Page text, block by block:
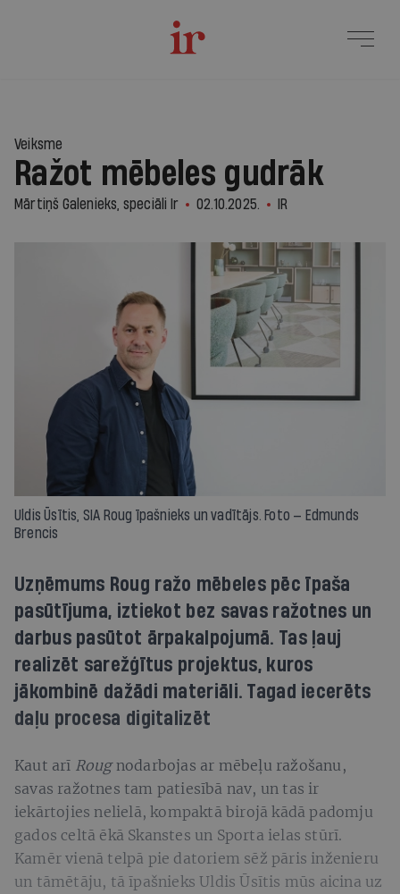
Veiksme
Ražot mēbeles gudrāk
Mārtiņš Galenieks, speciāli Ir 02.10.2025. IR
Uldis Ūsītis, SIA Roug īpašnieks un vadītājs. Foto — Edmunds
Brencis
Uzņēmums Roug ražo mēbeles pēc īpaša
pasūtījuma, iztiekot bez savas ražotnes un
darbus pasūtot ārpakalpojumā. Tas ļauj
realizēt sarežģītus projektus, kuros
jākombinē dažādi materiāli. Tagad iecerēts
daļu procesa digitalizēt
Kaut arī Rougnodarbojas ar mēbeļu ražošanu,
savas ražotnes tam patiesībā nav, un tas ir
iekārtojies nelielā, kompaktā birojā kādā padomju
gados celtā ēkā Skanstes un Sporta ielas stūrī.
Kamēr vienā telpā pie datoriem sēž pāris inženieru
un tāmētāju, tā īpašnieks Uldis Ūsītis mūs aicina uz